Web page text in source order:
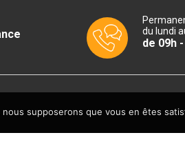
du lundi
de 09h
supposerons que vous en êtes